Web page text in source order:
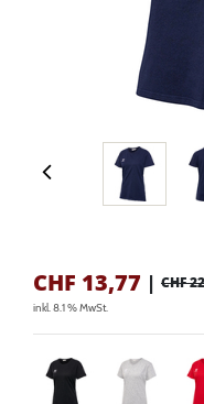
CHF 13,77 | CHF
inkl. 8.1 % MwSt.